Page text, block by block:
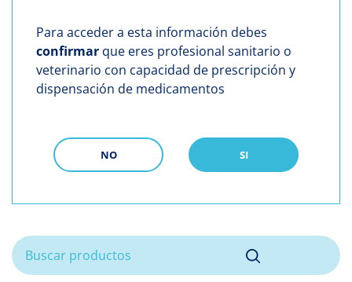
Para acceder a esta información debes
confirmar que eres profesional sanitario o
veterinario con capacidad de prescripción y
dispensación de medicamentos
NO SI